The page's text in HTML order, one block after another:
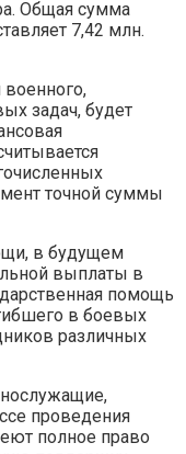
Общая сумма
7,42 млн.
задач, будет
точной суммы
в будущем
выплаты в
помощь
в боевых
различных
проведения
полное право